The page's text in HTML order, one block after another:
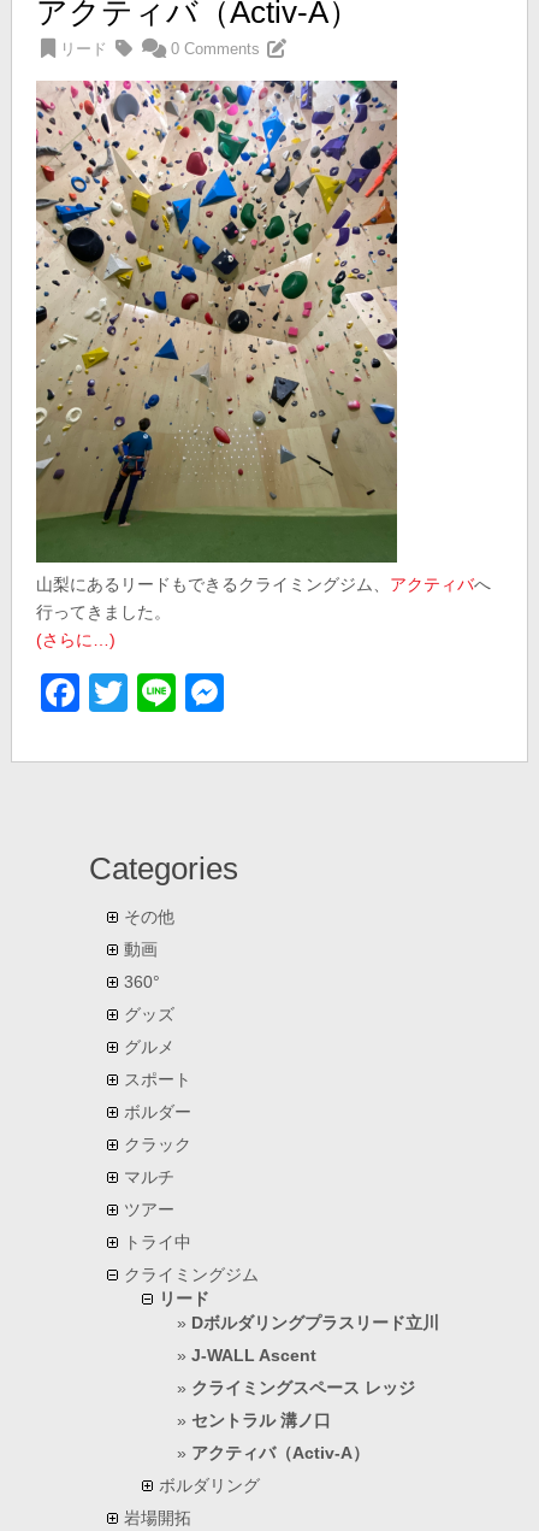
アクティバ（Activ-A）
リード 0 Comments
山梨にあるリードもできるクライミングジム、 アクティバへ
行ってきました。
(さらに…)
Facebook
Twitter
Line
Categories
その他
動画
360°
グッズ
グルメ
スポート
ボルダー
クラック
マルチ
ツアー
トライ中
クライミングジム
リード
Dボルダリングプラスリード立川
J-WALL Ascent
クライミングスペース レッジ
セントラル 溝ノ口
アクティバ（Activ-A）
ボルダリング
岩場開拓